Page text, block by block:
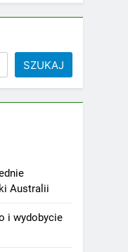
SZUKAJ
Australii
i wydobycie